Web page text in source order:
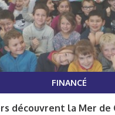
FINANCÉ
découvrent la Mer de